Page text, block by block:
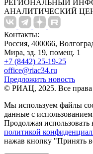
РЕГИОНАЛЬНЫЙ
АНАЛИТИЧЕСКИЙ
Контакты:
Россия, 400066,
Мира, зд. 19, помещ. 1
+7 (8442) 25-19-25
office@riac34.ru
Предложить новость
© РИАЦ, 2025. Все
Мы используем файлы
данные с
Продолжая
политикой
нажав кнопку "Принять